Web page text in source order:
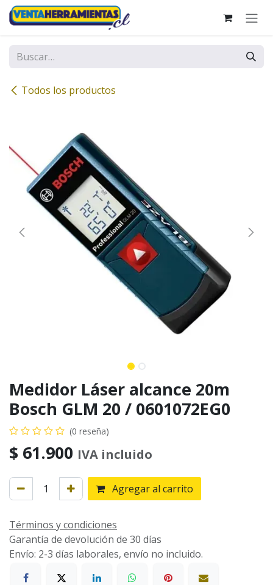
Ir al contenido
Todos los productos
Medidor Láser alcance 20m
Bosch GLM 20 / 0601072EG0
(0 reseña)
$ 61.900 IVA incluido
Agregar al carrito
Términos y condiciones
Garantía de devolución de 30 días
Envío: 2-3 días laborales, envío no incluido.